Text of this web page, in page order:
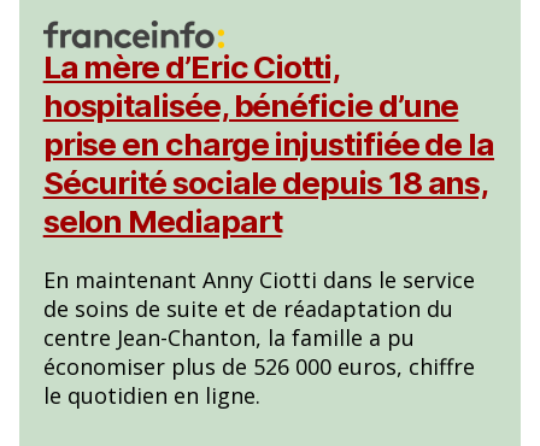
La mère d’Eric Ciotti,
hospitalisée, bénéficie d’une
prise en charge injustifiée de la
Sécurité sociale depuis 18 ans,
selon Mediapart
En maintenant Anny Ciotti dans le service
de soins de suite et de réadaptation du
centre Jean-Chanton, la famille a pu
économiser plus de 526 000 euros, chiffre
le quotidien en ligne.